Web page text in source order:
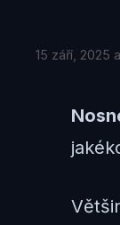
15 září, 2025